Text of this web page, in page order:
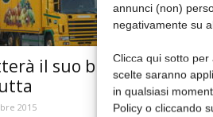
annunci (non)
negativamente su
Clicca qui sotto
scelte saranno
in qualsiasi
Policy o cliccando
il suo business
2015